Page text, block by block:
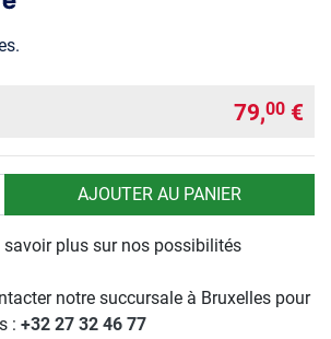
79,00 €
AJOUTER AU PANIER
plus sur nos possibilités
notre succursale à Bruxelles pour
: +32 27 32 46 77